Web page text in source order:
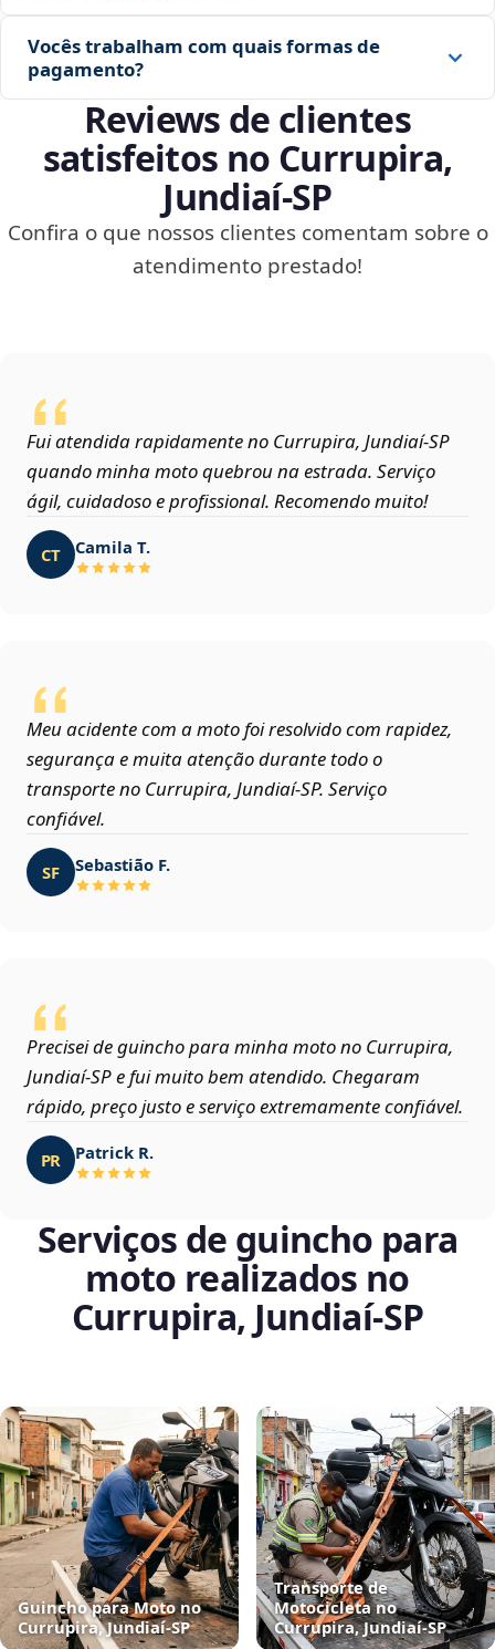
Vocês trabalham com quais formas de
pagamento?
Reviews de clientes
satisfeitos no Currupira,
Jundiaí‑SP
Confira o que nossos clientes comentam sobre o
atendimento prestado!
Fui atendida rapidamente no Currupira, Jundiaí‑SP
quando minha moto quebrou na estrada. Serviço
ágil, cuidadoso e profissional. Recomendo muito!
CT Camila T.
Meu acidente com a moto foi resolvido com rapidez,
segurança e muita atenção durante todo o
transporte no Currupira, Jundiaí‑SP. Serviço
confiável.
SF Sebastião F.
Precisei de guincho para minha moto no Currupira,
Jundiaí‑SP e fui muito bem atendido. Chegaram
rápido, preço justo e serviço extremamente confiável.
PR Patrick R.
Serviços de guincho para
moto realizados no
Currupira, Jundiaí‑SP
Guincho para Moto no
Currupira, Jundiaí‑SP
Transporte de
Motocicleta no
Currupira, Jundiaí‑SP